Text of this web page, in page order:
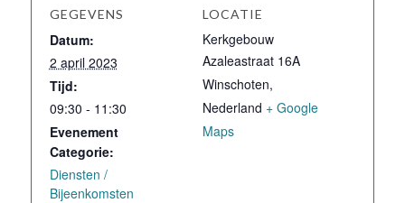
GEGEVENS
Datum:
2 april 2023
Tijd:
09:30 - 11:30
Evenement
Categorie:
Diensten /
Bijeenkomsten
LOCATIE
Kerkgebouw
Azaleastraat 16A
Winschoten,
Nederland + Google
Maps